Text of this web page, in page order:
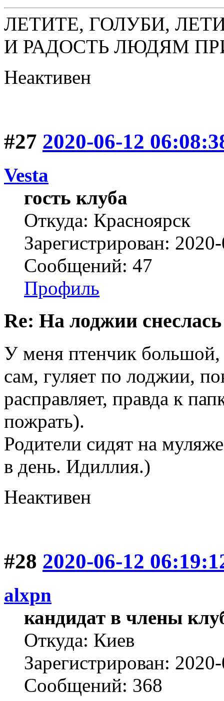
ЛЕТИТЕ, ГОЛУБИ,
И РАДОСТЬ ЛЮДЯМ
Неактивен
#27 2020-06-12
Vesta
гость клуба
Откуда: Красноярск
Зарегистрирован:
Сообщений: 47
Профиль
Re: На лоджии
У меня птенчик
сам, гуляет по лоджии,
расправляет, правда к
пожрать).
Родители сидят на
в день. Идиллия.)
Неактивен
#28 2020-06-12
alxpn
кандидат в члены
Откуда: Киев
Зарегистрирован:
Сообщений: 368